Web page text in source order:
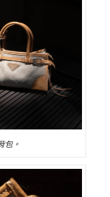
包。